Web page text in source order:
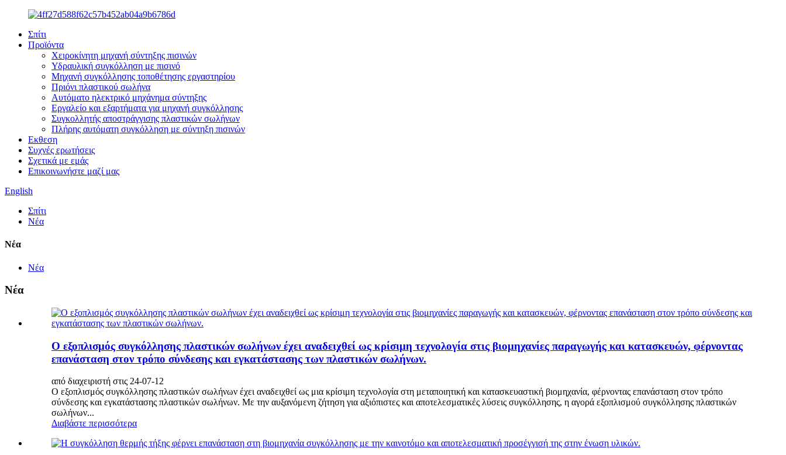
Σπίτι
Προϊόντα
Χειροκίνητη μηχανή σύντηξης πισινών
Υδραυλική συγκόλληση με πισινό
Μηχανή συγκόλλησης τοποθέτησης εργαστηρίου
Πριόνι πλαστικού σωλήνα
Αυτόματο ηλεκτρικό μηχάνημα σύντηξης
Εργαλείο και εξαρτήματα για μηχανή συγκόλλησης
Συγκολλητής αποστράγγισης πλαστικών σωλήνων
Πλήρης αυτόματη συγκόλληση με σύντηξη πισινών
Εκθεση
Συχνές ερωτήσεις
Σχετικά με εμάς
Επικοινωνήστε μαζί μας
English
Σπίτι
Νέα
Νέα
Νέα
Νέα
Ο εξοπλισμός συγκόλλησης πλαστικών σωλήνων έχει αναδειχθεί ως κρίσιμη τεχνολογία στις βιομηχανίες παραγωγής και κατασκευών, φέρνοντας
επανάσταση στον τρόπο σύνδεσης και εγκατάστασης των πλαστικών σωλήνων.
από διαχειριστή στις 24-07-12
Ο εξοπλισμός συγκόλλησης πλαστικών σωλήνων έχει αναδειχθεί ως μια κρίσιμη τεχνολογία στη μεταποιητική και κατασκευαστική βιομηχανία, φέρνοντας επανάσταση στον τρόπο
σύνδεσης και εγκατάστασης πλαστικών σωλήνων. Με την αυξανόμενη ζήτηση για αξιόπιστες και αποτελεσματικές λύσεις συγκόλλησης, η αγορά εξοπλισμού συγκόλλησης πλαστικών
σωλήνων...
Διαβάστε περισσότερα